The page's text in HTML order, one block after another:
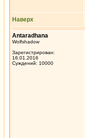
Наверх
Antaradhana
Wolfshadow
Зарегистрирован:
16.01.2016
Суждений: 10000